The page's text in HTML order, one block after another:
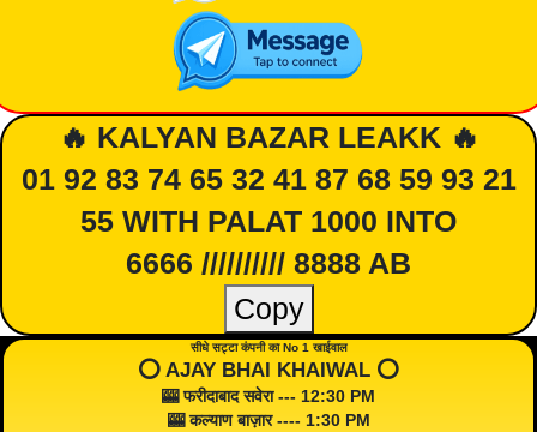
🔥 KALYAN BAZAR LEAKK 🔥
01 92 83 74 65 32 41 87 68 59 93 21
55 WITH PALAT 1000 INTO
6666 ////////// 8888 AB
Copy
सीधे सट्टा कंपनी का No 1 खाईवाल
⭕️ AJAY BHAI KHAIWAL ⭕️
🎰 फरीदाबाद सवेरा --- 12:30 PM
🎰 कल्याण बाज़ार ---- 1:30 PM